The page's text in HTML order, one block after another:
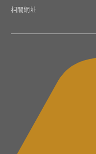
相關網址